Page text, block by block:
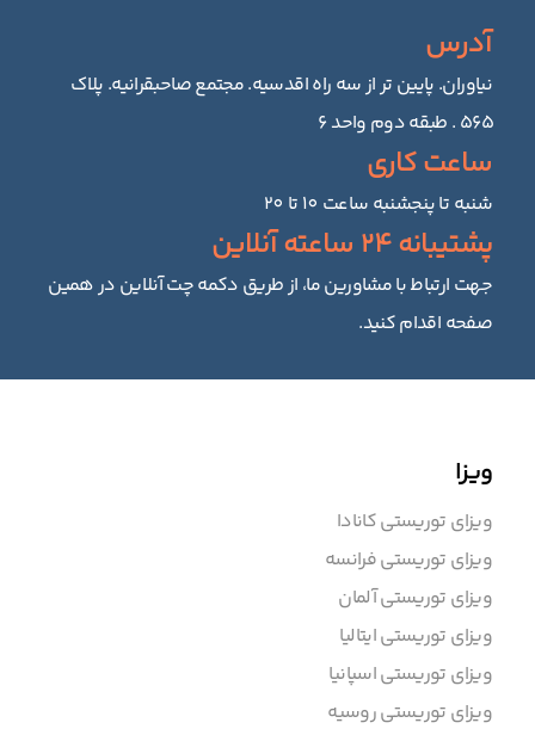
آدرس
نیاوران. پایین تر از سه راه اقدسیه. مجتمع صاحبقرانیه. پلاک
۵۶۵ . طبقه دوم واحد ۶
ساعت کاری
شنبه تا پنجشنبه ساعت 10 تا 20
پشتیبانه 24 ساعته آنلاین
جهت ارتباط با مشاورین ما، از طریق دکمه چت آنلاین در همین
صفحه اقدام کنید.
ویزا
ویزای توریستی کانادا
ویزای توریستی فرانسه
ویزای توریستی آلمان
ویزای توریستی ایتالیا
ویزای توریستی اسپانیا
ویزای توریستی روسیه